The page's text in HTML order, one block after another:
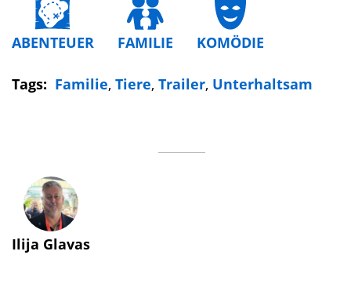
ABENTEUER FAMILIE KOMÖDIE
Tags: Familie, Tiere, Trailer, Unterhaltsam
Ilija Glavas